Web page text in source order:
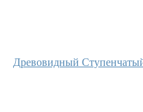
Древовидный